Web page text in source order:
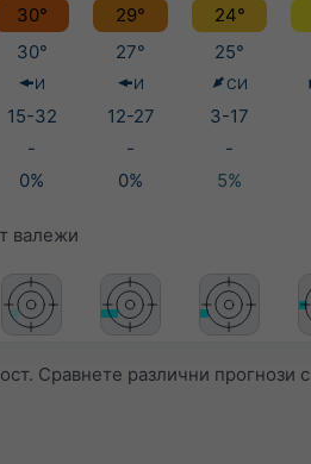
30° 29° 24°
30° 27° 25°
И И СИ
15-32 12-27 3-17
- - -
0% 0% 5%
валежи
Сравнете различни прогнози с